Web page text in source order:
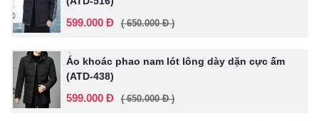
599.000 Đ ( 650.000 Đ )
Áo khoác phao nam lót lông dày dặn cực ấm
(ATD-438)
599.000 Đ ( 650.000 Đ )